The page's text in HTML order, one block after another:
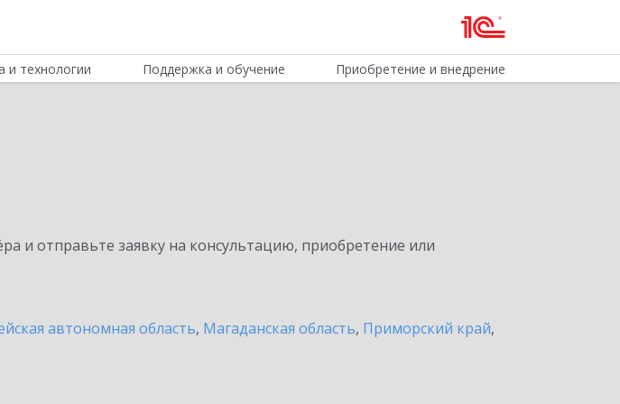
и технологии Поддержка и обучение Приобретение и внедрение
и отправьте заявку на консультацию, приобретение или
автономная область, Магаданская область, Приморский край,